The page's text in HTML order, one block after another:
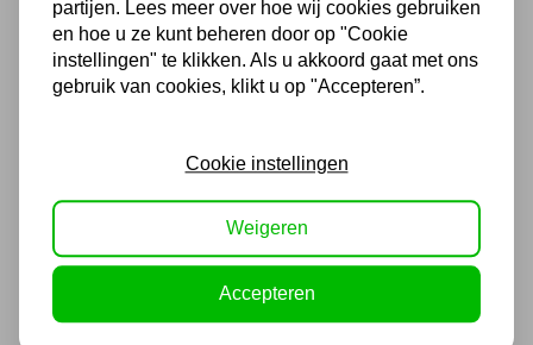
92,50 excl. BTW
indicator
94,99
78,50 excl. BTW
partijen. Lees meer over hoe wij cookies gebruiken
en hoe u ze kunt beheren door op "Cookie
instellingen" te klikken. Als u akkoord gaat met ons
gebruik van cookies, klikt u op "Accepteren”.
Cookie instellingen
Weigeren
Accepteren